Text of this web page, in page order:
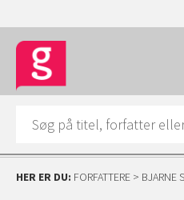
HER ER DU: FORFATTERE > BJARNE